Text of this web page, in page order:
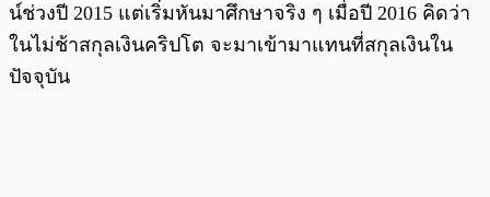
น์ช่วงปี 2015 แต่เริ่มหันมาศึกษาจริง ๆ เมื่อปี 2016 คิดว่า
ในไม่ช้าสกุลเงินคริปโต จะมาเข้ามาแทนที่สกุลเงินใน
ปัจจุบัน